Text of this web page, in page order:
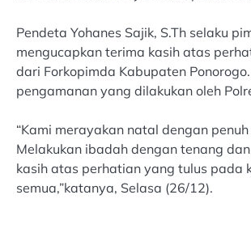
Pendeta Yohanes Sajik, S.Th selaku
mengucapkan terima kasih atas
dari Forkopimda Kabupaten
pengamanan yang dilakukan oleh
“Kami merayakan natal dengan
Melakukan ibadah dengan tenang
kasih atas perhatian yang tulus pada
semua,”katanya, Selasa (26/12).